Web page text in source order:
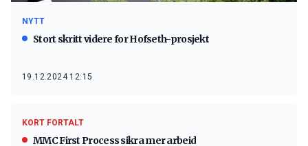
NYTT
Stort skritt videre for Hofseth-prosjekt
19.12.2024 12:15
KORT FORTALT
MMC First Process sikra mer arbeid